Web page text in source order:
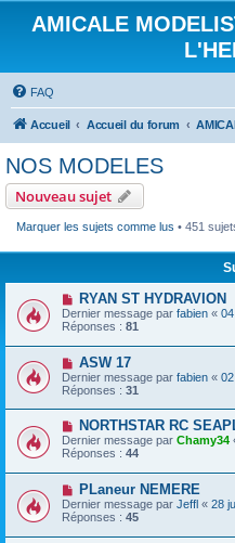
AMICALE
FAQ
Accueil Accueil du forum
NOS MODELES
Nouveau sujet
Marquer les sujets comme lus • 451
RYAN ST HYDRAVION
Dernier message par fabien «
Réponses : 81
ASW 17
Dernier message par fabien «
Réponses : 31
NORTHSTAR RC
Dernier message par Chamy34
Réponses : 44
PLaneur NEMERE
Dernier message par Jeffl « 28
Réponses : 45